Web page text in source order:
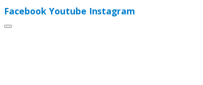
Facebook Youtube Instagram